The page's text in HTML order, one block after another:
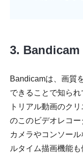
3. Bandicam
Bandicamは、画質
できることで知ら
トリアル動画のク
のこのビデオレコ
カメラやコンソー
ルタイム描画機能も